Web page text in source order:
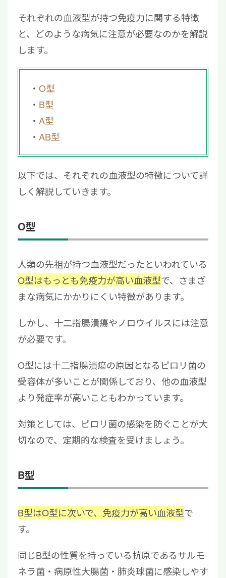
それぞれの血液型が持つ免疫力に関する特徴
と、どのような病気に注意が必要なのかを解説
します。
O型
B型
A型
AB型
以下では、それぞれの血液型の特徴について詳
しく解説していきます。
O型
人類の先祖が持つ血液型だったといわれている
O型はもっとも免疫力が高い血液型で、さまざ
まな病気にかかりにくい特徴があります。
しかし、十二指腸潰瘍やノロウイルスには注意
が必要です。
O型には十二指腸潰瘍の原因となるピロリ菌の
受容体が多いことが関係しており、他の血液型
より発症率が高いこともわかっています。
対策としては、ピロリ菌の感染を防ぐことが大
切なので、定期的な検査を受けましょう。
B型
B型はO型に次いで、免疫力が高い血液型で
す。
同じB型の性質を持っている抗原であるサルモ
ネラ菌・病原性大腸菌・肺炎球菌に感染しやす